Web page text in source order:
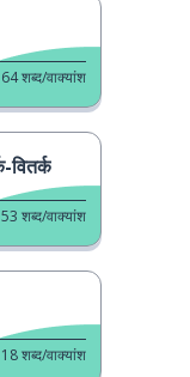
64शब्द/वाक्यांश
53 शब्द/वाक्यांश
18शब्द/वाक्यांश